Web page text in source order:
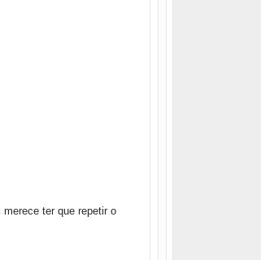
ter que repetir o